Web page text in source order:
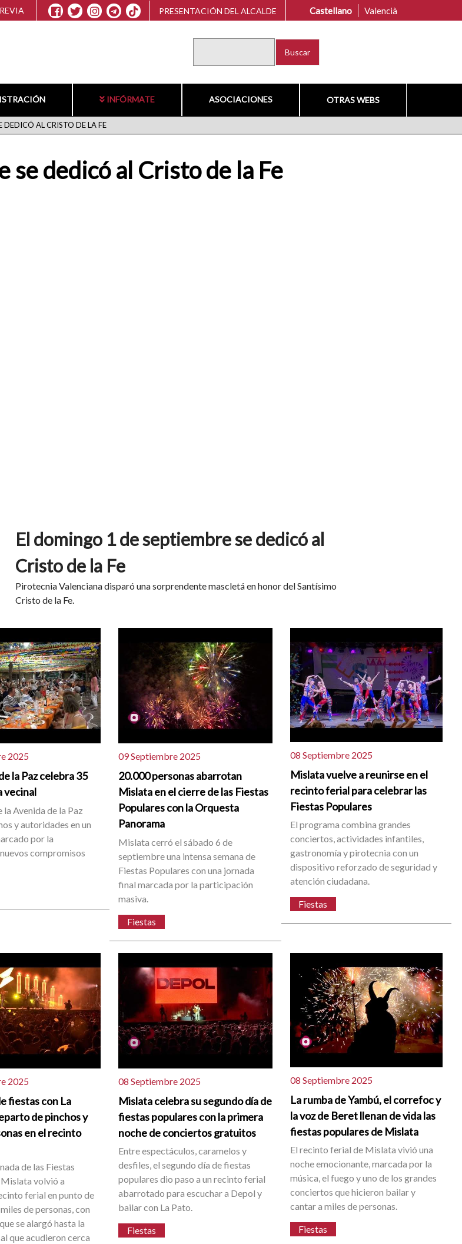
PRESENTACIÓN DEL ALCALDE Castellano Valencià
INFÓRMATE ASOCIACIONES OTRAS WEBS
DEDICÓ AL CRISTO DE LA FE
se dedicó al Cristo de la Fe
El domingo 1 de septiembre se dedicó al
Cristo de la Fe
Pirotecnia Valenciana disparó una sorprendente mascletá en honor del Santísimo
Cristo de la Fe.
2025
la Paz celebra 35
vecinal
la Avenida de la Paz
y autoridades en un
por la
compromisos
09 Septiembre 2025
20.000 personas abarrotan
Mislata en el cierre de las Fiestas
Populares con la Orquesta
Panorama
Mislata cerró el sábado 6 de
septiembre una intensa semana de
Fiestas Populares con una jornada
final marcada por la participación
masiva.
Fiestas
08 Septiembre 2025
Mislata vuelve a reunirse en el
recinto ferial para celebrar las
Fiestas Populares
El programa combina grandes
conciertos, actividades infantiles,
gastronomía y pirotecnia con un
dispositivo reforzado de seguridad y
atención ciudadana.
Fiestas
2025
fiestas con La
de pinchos y
en el recinto
de las Fiestas
volvió a
ferial en punto de
de personas, con
se alargó hasta la
que acudieron cerca
08 Septiembre 2025
Mislata celebra su segundo día de
fiestas populares con la primera
noche de conciertos gratuitos
Entre espectáculos, caramelos y
desfiles, el segundo día de fiestas
populares dio paso a un recinto ferial
abarrotado para escuchar a Depol y
bailar con La Pato.
Fiestas
08 Septiembre 2025
La rumba de Yambú, el correfoc y
la voz de Beret llenan de vida las
fiestas populares de Mislata
El recinto ferial de Mislata vivió una
noche emocionante, marcada por la
música, el fuego y uno de los grandes
conciertos que hicieron bailar y
cantar a miles de personas.
Fiestas